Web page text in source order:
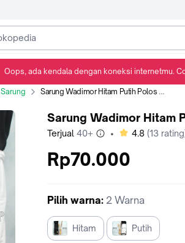
Sarung Sarung Wadimor Hitam Putih Polos Dewasa
Sarung Wadimor Hitam
Terjual 40+ • bintang
4.8 (13
Rp70.000
Pilih warna: 2 Warna
Hitam Putih
Oops, ada kendala dengan koneksi internetmu.